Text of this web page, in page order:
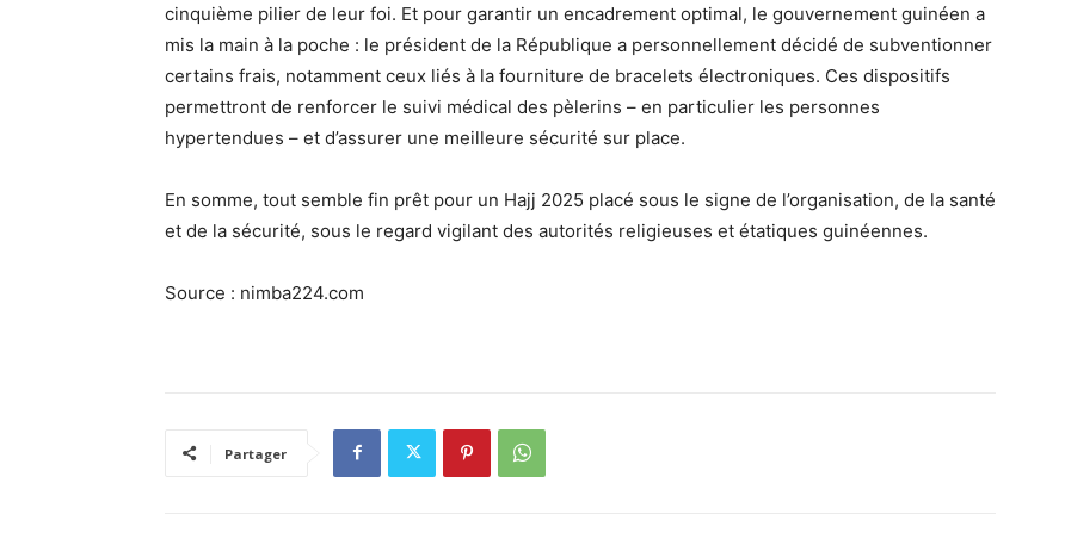
cinquième pilier de leur foi. Et pour garantir un encadrement optimal, le gouvernement guinéen a
mis la main à la poche : le président de la République a personnellement décidé de subventionner
certains frais, notamment ceux liés à la fourniture de bracelets électroniques. Ces dispositifs
permettront de renforcer le suivi médical des pèlerins – en particulier les personnes
hypertendues – et d’assurer une meilleure sécurité sur place.
En somme, tout semble fin prêt pour un Hajj 2025 placé sous le signe de l’organisation, de la santé
et de la sécurité, sous le regard vigilant des autorités religieuses et étatiques guinéennes.
Source : nimba224.com
Partager